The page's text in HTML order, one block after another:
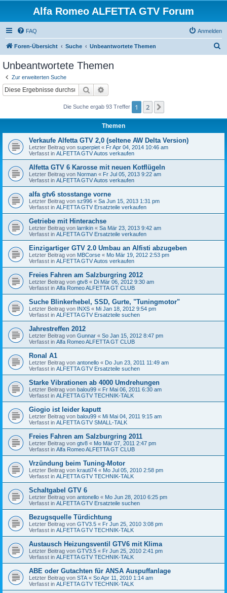
Alfa Romeo ALFETTA GTV Forum
FAQ Anmelden
Foren-Übersicht Suche Unbeantwortete Themen
Unbeantwortete Themen
Zur erweiterten Suche
Suche
Die Suche ergab 93 Treffer 1 2
Themen
Verkaufe Alfetta GTV 2,0 (seltene AW Delta Version)
Letzter Beitrag von superpiet « Fr Apr 04, 2014 10:46 am
Verfasst in ALFETTA GTV Autos verkaufen
Alfetta GTV 6 Karosse mit neuen Kotflügeln
Letzter Beitrag von Norman « Fr Jul 05, 2013 9:22 am
Verfasst in ALFETTA GTV Autos verkaufen
alfa gtv6 stosstange vorne
Letzter Beitrag von sz996 « Sa Jun 15, 2013 1:31 pm
Verfasst in ALFETTA GTV Ersatzteile verkaufen
Getriebe mit Hinterachse
Letzter Beitrag von larrikin « Sa Mär 23, 2013 9:42 am
Verfasst in ALFETTA GTV Ersatzteile verkaufen
Einzigartiger GTV 2.0 Umbau an Alfisti abzugeben
Letzter Beitrag von MBCorse « Mo Mär 19, 2012 2:53 pm
Verfasst in ALFETTA GTV Autos verkaufen
Freies Fahren am Salzburgring 2012
Letzter Beitrag von gtv8 « Di Mär 06, 2012 9:30 am
Verfasst in Alfa Romeo ALFETTA GT CLUB
Suche Blinkerhebel, SSD, Gurte, "Tuningmotor"
Letzter Beitrag von INXS « Mi Jan 18, 2012 9:54 pm
Verfasst in ALFETTA GTV Ersatzteile suchen
Jahrestreffen 2012
Letzter Beitrag von Gunnar « So Jan 15, 2012 8:47 pm
Verfasst in Alfa Romeo ALFETTA GT CLUB
Ronal A1
Letzter Beitrag von antonello « Do Jun 23, 2011 11:49 am
Verfasst in ALFETTA GTV Ersatzteile suchen
Starke Vibrationen ab 4000 Umdrehungen
Letzter Beitrag von balou99 « Fr Mai 06, 2011 6:30 am
Verfasst in ALFETTA GTV TECHNIK-TALK
Giogio ist leider kaputt
Letzter Beitrag von balou99 « Mi Mai 04, 2011 9:15 am
Verfasst in ALFETTA GTV SMALL-TALK
Freies Fahren am Salzburgring 2011
Letzter Beitrag von gtv8 « Mo Mär 07, 2011 2:47 pm
Verfasst in Alfa Romeo ALFETTA GT CLUB
Vrzündung beim Tuning-Motor
Letzter Beitrag von krauti74 « Mo Jul 05, 2010 2:58 pm
Verfasst in ALFETTA GTV TECHNIK-TALK
Schaltgabel GTV 6
Letzter Beitrag von antonello « Mo Jun 28, 2010 6:25 pm
Verfasst in ALFETTA GTV Ersatzteile suchen
Bezugsquelle Türdichtung
Letzter Beitrag von GTV3.5 « Fr Jun 25, 2010 3:08 pm
Verfasst in ALFETTA GTV TECHNIK-TALK
Austausch Heizungsventil GTV6 mit Klima
Letzter Beitrag von GTV3.5 « Fr Jun 25, 2010 2:41 pm
Verfasst in ALFETTA GTV TECHNIK-TALK
ABE oder Gutachten für ANSA Auspuffanlage
Letzter Beitrag von STA « So Apr 11, 2010 1:14 am
Verfasst in ALFETTA GTV TECHNIK-TALK